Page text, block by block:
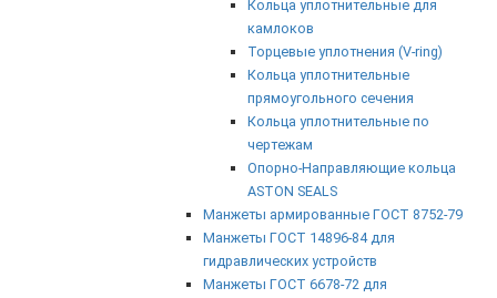
Кольца уплотнительные для
камлоков
Торцевые уплотнения (V-ring)
Кольца уплотнительные
прямоугольного сечения
Кольца уплотнительные по
чертежам
Опорно-Направляющие кольца
ASTON SEALS
Манжеты армированные ГОСТ 8752-79
Манжеты ГОСТ 14896-84 для
гидравлических устройств
Манжеты ГОСТ 6678-72 для